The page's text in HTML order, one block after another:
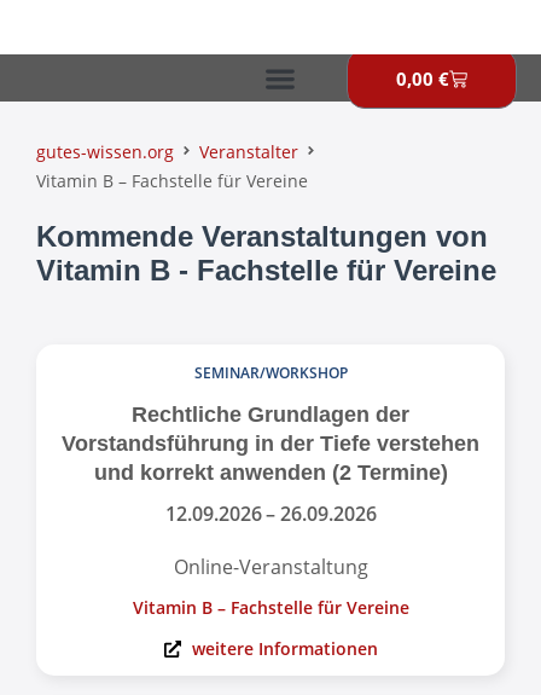
0,00 €
gutes-wissen.org
Veranstalter
Vitamin B – Fachstelle für Vereine
Kommende Veranstaltungen von
Vitamin B - Fachstelle für Vereine
SEMINAR/WORKSHOP
Rechtliche Grundlagen der
Vorstandsführung in der Tiefe verstehen
und korrekt anwenden (2 Termine)
12.09.2026– 26.09.2026
Online-Veranstaltung
Vitamin B – Fachstelle für Vereine
weitere Informationen